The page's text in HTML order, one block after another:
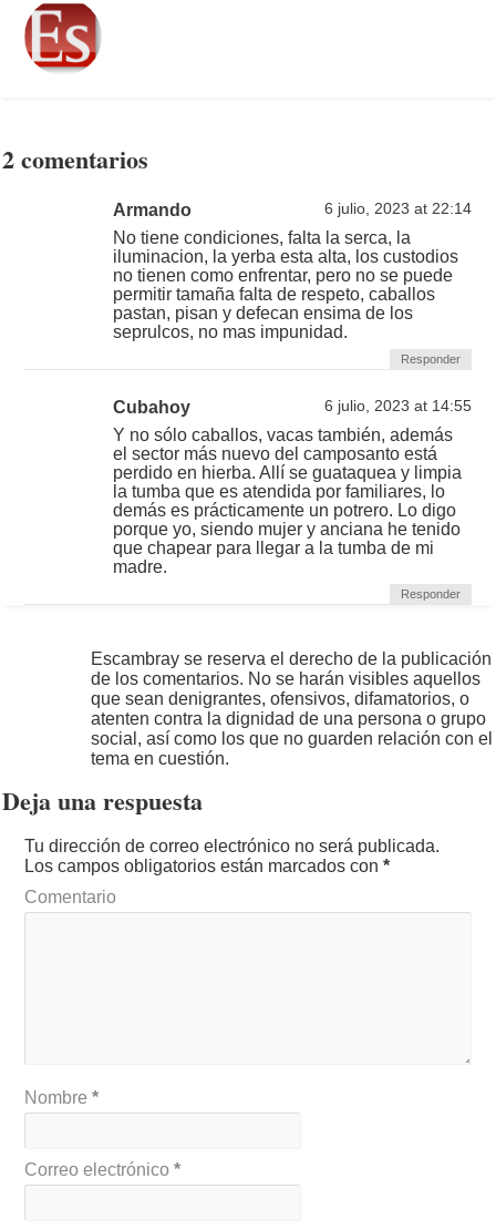
2 comentarios
Armando 6 julio, 2023 at 22:14
No tiene condiciones, falta la serca, la
iluminacion, la yerba esta alta, los custodios
no tienen como enfrentar, pero no se puede
permitir tamaña falta de respeto, caballos
pastan, pisan y defecan ensima de los
seprulcos, no mas impunidad.
Responder
Cubahoy 6 julio, 2023 at 14:55
Y no sólo caballos, vacas también, además
el sector más nuevo del camposanto está
perdido en hierba. Allí se guataquea y limpia
la tumba que es atendida por familiares, lo
demás es prácticamente un potrero. Lo digo
porque yo, siendo mujer y anciana he tenido
que chapear para llegar a la tumba de mi
madre.
Responder
Escambray se reserva el derecho de la publicación
de los comentarios. No se harán visibles aquellos
que sean denigrantes, ofensivos, difamatorios, o
atenten contra la dignidad de una persona o grupo
social, así como los que no guarden relación con el
tema en cuestión.
Deja una respuesta
Tu dirección de correo electrónico no será publicada.
Los campos obligatorios están marcados con*
Comentario
Nombre*
Correo electrónico*